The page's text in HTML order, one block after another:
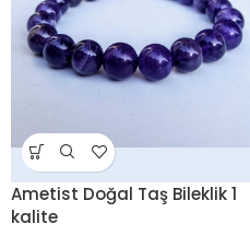
Ametist Doğal Taş Bileklik 1
kalite